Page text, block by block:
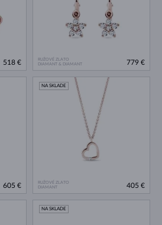
518 €
RUŽOVÉ ZLATO
DIAMANT & DIAMANT
779 €
605 €
RUŽOVÉ ZLATO
DIAMANT
NA SKLADE
405 €
NA SKLADE